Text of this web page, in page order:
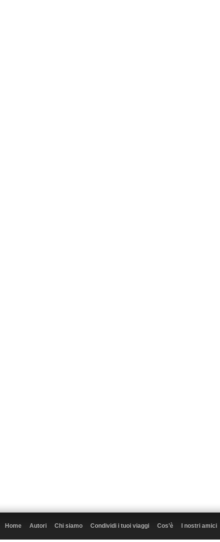
Home Autori Chi siamo Condividi i tuoi viaggi Cos’è I nostri amici